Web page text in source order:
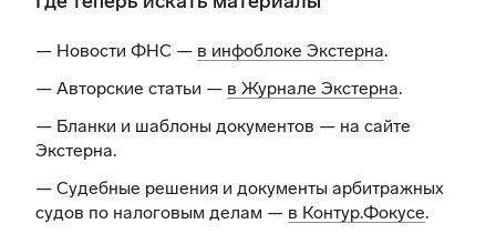
— Новости ФНС — в инфоблоке Экстерна.
— Авторские статьи — в Журнале Экстерна.
— Бланки и шаблоны документов — на сайте
Экстерна.
— Судебные решения и документы арбитражных
судов по налоговым делам — в Контур.Фокусе.